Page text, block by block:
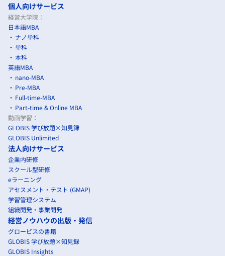
個人向けサービス
経営大学院：
日本語MBA
ナノ単科
単科
本科
英語MBA
nano-MBA
Pre-MBA
Full-time-MBA
Part-time & Online MBA
動画学習：
GLOBIS 学び放題×知見録
GLOBIS Unlimited
法人向けサービス
企業内研修
スクール型研修
eラーニング
アセスメント・テスト (GMAP)
学習管理システム
組織開発・事業開発
経営ノウハウの出版・発信
グロービスの書籍
GLOBIS 学び放題×知見録
GLOBIS Insights